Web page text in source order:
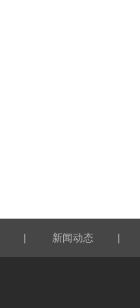
| 新闻动态 |